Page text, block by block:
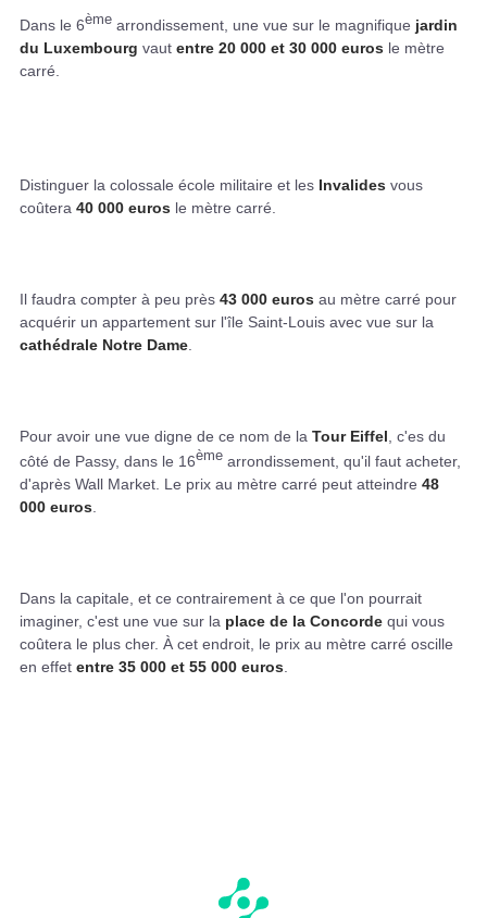
Dans le 6ème arrondissement, une vue sur le magnifique jardin
du Luxembourg vaut entre 20 000 et 30 000 euros le mètre
carré.
Distinguer la colossale école militaire et les Invalides vous
coûtera 40 000 euros le mètre carré.
Il faudra compter à peu près 43 000 euros au mètre carré pour
acquérir un appartement sur l'île Saint-Louis avec vue sur la
cathédrale Notre Dame
Pour avoir une vue digne de ce nom de la Tour Eiffel , c'es du
côté de Passy, dans le 16ème arrondissement, qu'il faut acheter,
d'après Wall Market. Le prix au mètre carré peut atteindre 48
000 euros
Dans la capitale, et ce contrairement à ce que l'on pourrait
imaginer, c'est une vue sur la place de la Concorde qui vous
coûtera le plus cher. À cet endroit, le prix au mètre carré oscille
en effet entre 35 000 et 55 000 euros